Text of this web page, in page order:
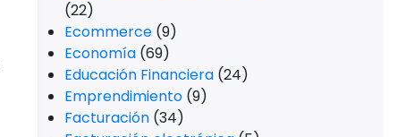
(22)
Ecommerce (9)
Economía (69)
Educación Financiera (24)
Emprendimiento (9)
Facturación (34)